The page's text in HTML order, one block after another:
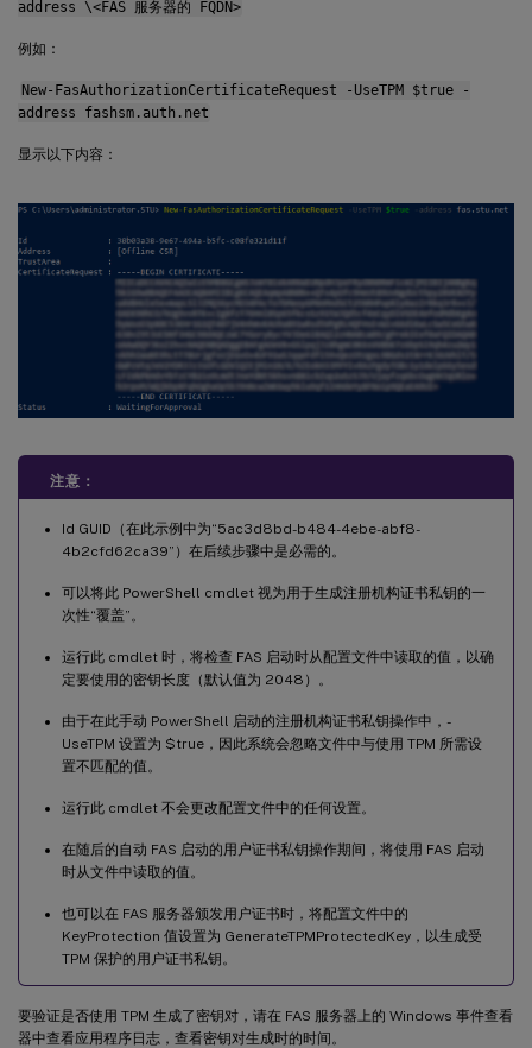
address \<FAS 服务器的 FQDN>
例如：
New-FasAuthorizationCertificateRequest -UseTPM $true -
address fashsm.auth.net
显示以下内容：
注意：
Id GUID（在此示例中为“5ac3d8bd-b484-4ebe-abf8-
4b2cfd62ca39”）在后续步骤中是必需的。
可以将此 PowerShell cmdlet 视为用于生成注册机构证书私钥的一
次性“覆盖”。
运行此 cmdlet 时，将检查 FAS 启动时从配置文件中读取的值，以确
定要使用的密钥长度（默认值为 2048）。
由于在此手动 PowerShell 启动的注册机构证书私钥操作中，-
UseTPM 设置为 $true，因此系统会忽略文件中与使用 TPM 所需设
置不匹配的值。
运行此 cmdlet 不会更改配置文件中的任何设置。
在随后的自动 FAS 启动的用户证书私钥操作期间，将使用 FAS 启动
时从文件中读取的值。
也可以在 FAS 服务器颁发用户证书时，将配置文件中的
KeyProtection 值设置为 GenerateTPMProtectedKey，以生成受
TPM 保护的用户证书私钥。
要验证是否使用 TPM 生成了密钥对，请在 FAS 服务器上的 Windows 事件查看
器中查看应用程序日志，查看密钥对生成时的时间。